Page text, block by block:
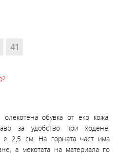
41
обувка от еко кожа.
за удобство при ходене.
е 2,5 см. На горната част има
а мекотата на материала го